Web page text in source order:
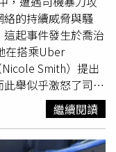
在此前的訓練營期
月受訪時，他表示
距離生涯終點比想
節，導致許多球迷
隊本季最後1場主
」上暴漲，6日下
天早晨才略微回
巔峰時期。上賽季
的持續威脅與騷
起事件發生於喬治
在搭乘Uber
Smith）提出
舉似乎激怒了司
Dominquez）表
高速公路緊急車
求退款或報警時，
繼續閱讀